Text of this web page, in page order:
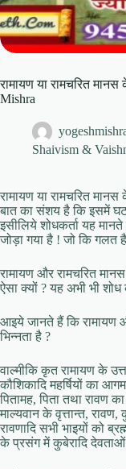
रामायण या रामचरित
Mishra
Shaivism &
रामायण या रामचरित
बात का संशय है कि इसमें
इसीलिये शोधकर्ता यह
जोड़ा गया है ! जो कि गलत
रामायण और रामचरित
ऐसा क्यों ? यह अभी भी
आइये जानते हैं कि रामायण
भिन्नता है ?
वाल्मीकि कृत रामायण के
कौशिकादि महर्षियों का
पितामह, पिता तथा रावण
माल्यवान के वृत्तान्त,
रावणादि सभी भाइयों को
के प्रसंग में कुबेरादि देवताओं